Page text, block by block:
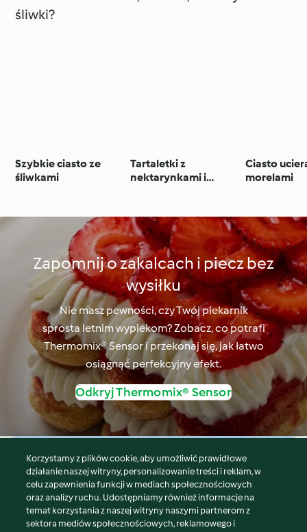
śliwki?
Szybkie ciasto ze
śliwkami
Tartaletki z
nektarynkami i
Ciasto
morelami
Zapomnij o zakalcach i piecz bez
wysiłku
Nie masz pewności, czy Twój piekarnik
sprosta letnim wypiekom? Zobacz, co potrafi
Thermomix® Sensor i przekonaj się, jak łatwo
osiągnąć perfekcyjny efekt.
Odkryj Thermomix® Sensor
© Copyright 2026
Warunki korzystania
Polityka prywatności
Disclaimer
Korzystamy z plików cookie, aby umożliwić prawidłowe
działanie naszej witryny, personalizowanie treści i reklam, w
celu zapewnienia funkcji w mediach społecznościowych
oraz analizy ruchu. Udostępniamy również informacje na
temat korzystania z naszej witryny naszymi partnerom z
sektora mediów społecznościowych, reklamowego i